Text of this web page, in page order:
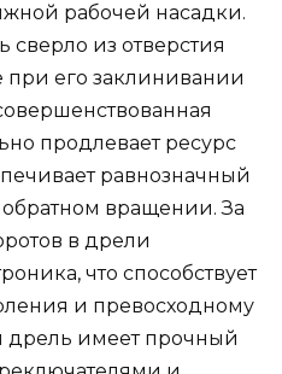
рабочей насадки.
сверло из отверстия
его заклинивании
продлевает ресурс
равнозначный
вращении. За
в дрели
что способствует
и превосходному
дрель имеет прочный